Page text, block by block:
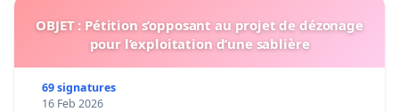
OBJET : Pétition s’opposant au projet de dézonage
pour l’exploitation d’une sablière
69 signatures
16 Feb 2026